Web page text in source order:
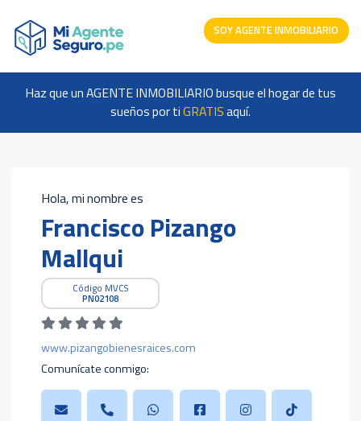
SOY AGENTE INMOBILIARIO
Haz que un AGENTE INMOBILIARIO busque el hogar de tus
sueños por tiGRATISaquí.
Hola, mi nombre es
Francisco Pizango
Mallqui
Código MVCS
PN02108
www.pizangobienesraices.com
Comunícate conmigo: